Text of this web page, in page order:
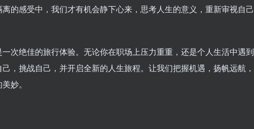
的感受中，我们才有机会静下心来，思考人生的意义，重新审视自己
次绝佳的旅行体验。无论你在职场上压力重重，还是个人生活中遇到
，挑战自己，并开启全新的人生旅程。让我们把握机遇，扬帆远航，
妙。